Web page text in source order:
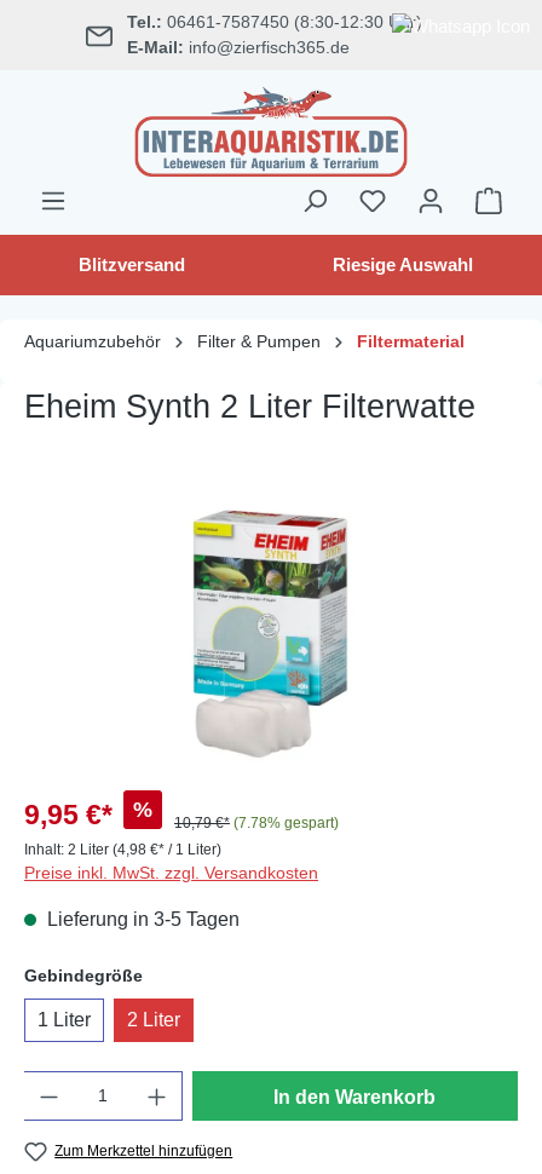
springen Tel.: 06461-7587450 (8:30-12:30 Uhr)
E-Mail: info@zierfisch365.de
Blitzversand Riesige Auswahl
Aquariumzubehör Filter & Pumpen Filtermaterial
Eheim Synth 2 Liter Filterwatte
Bildergalerie überspringen
9,95 €* %
10,79 €* (7.78% gespart)
Inhalt: 2 Liter (4,98 €* / 1 Liter)
Preise inkl. MwSt. zzgl. Versandkosten
Lieferung in 3-5 Tagen
Gebindegrößeauswählen
1 Liter 2 Liter
In den Warenkorb
Zum Merkzettel hinzufügen